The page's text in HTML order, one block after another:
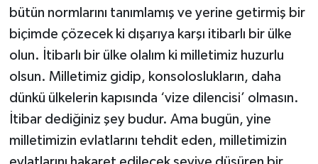
bütün normlarını tanımlamış ve yerine getirmiş bir
biçimde çözecek ki dışarıya karşı itibarlı bir ülke
olun. İtibarlı bir ülke olalım ki milletimiz huzurlu
olsun. Milletimiz gidip, konsoloslukların, daha
dünkü ülkelerin kapısında ‘vize dilencisi’ olmasın.
İtibar dediğiniz şey budur. Ama bugün, yine
milletimizin evlatlarını tehdit eden, milletimizin